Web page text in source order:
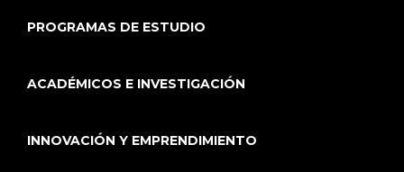
PROGRAMAS DE ESTUDIO
ACADÉMICOS E INVESTIGACIÓN
INNOVACIÓN Y EMPRENDIMIENTO